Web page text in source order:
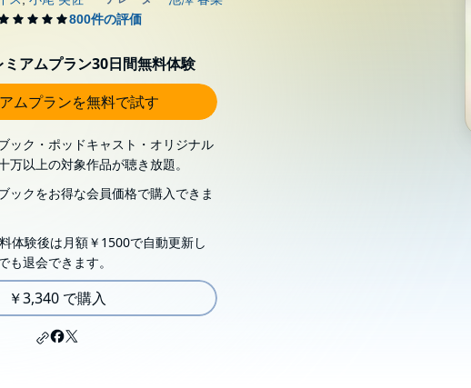
アムプラン30日間無料体験
ムプランを無料で試す
ック・ポッドキャスト・オリジナル
万以上の対象作品が聴き放題。
ックをお得な会員価格で購入できま
体験後は月額￥1500で自動更新し
も退会できます。
￥3,340 で購入